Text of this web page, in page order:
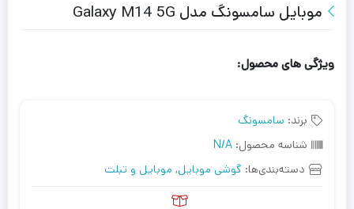
موبایل سامسونگ مدل Galaxy M14 5G
ویژگی های محصول:
برند: سامسونگ
شناسه محصول: N/A
دسته‌بندی‌ها: گوشی موبایل, موبایل و تبلت